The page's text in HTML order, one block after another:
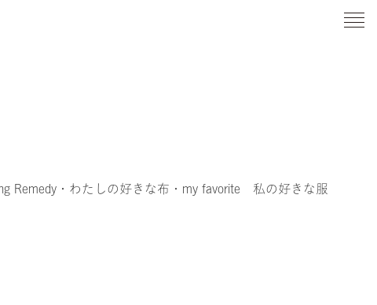
Remedy ・わたしの好きな布 ・my favorite 私の好きな服